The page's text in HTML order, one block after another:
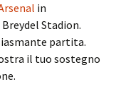
in
Stadion.
partita.
il tuo sostegno